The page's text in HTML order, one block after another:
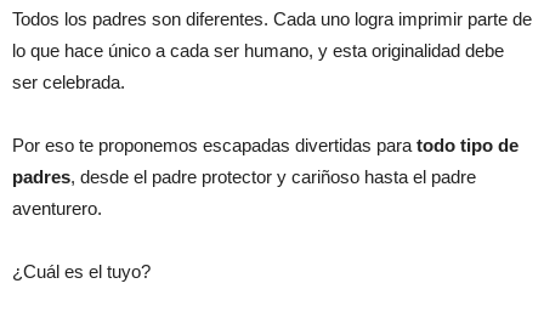
Todos los padres son diferentes. Cada uno logra imprimir parte de
lo que hace único a cada ser humano, y esta originalidad debe
ser celebrada.
Por eso te proponemos escapadas divertidas para todo tipo de
padres, desde el padre protector y cariñoso hasta el padre
aventurero.
¿Cuál es el tuyo?